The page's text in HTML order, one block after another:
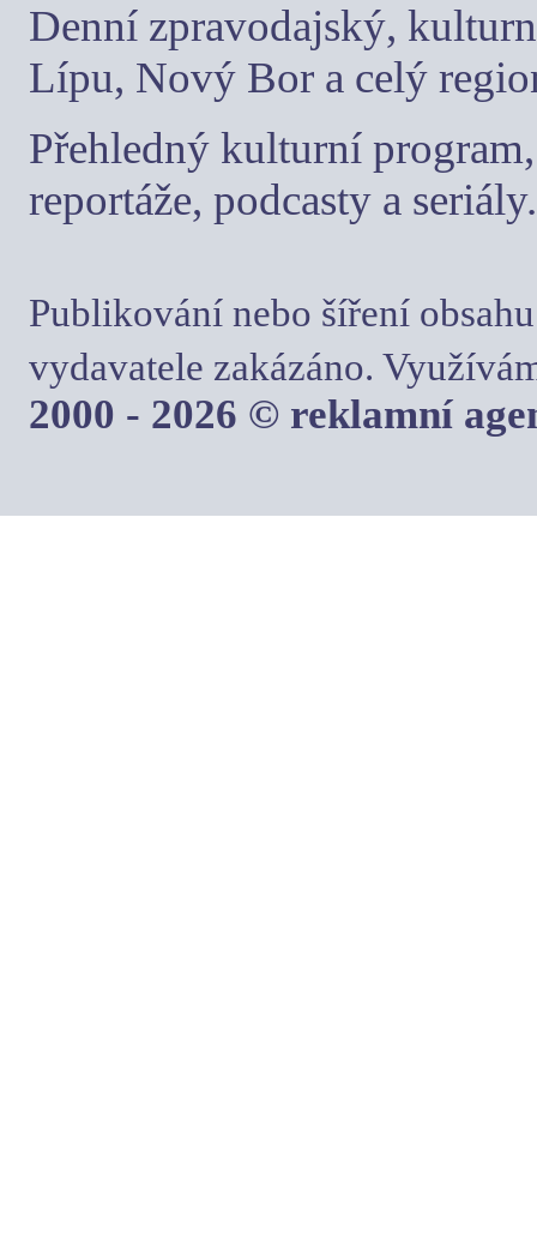
Denní zpravodajský,
Lípu, Nový Bor a celý
Přehledný kulturní
reportáže, podcasty a seriály.
Publikování nebo šíření
vydavatele zakázáno.
2000 - 2026 © reklamní